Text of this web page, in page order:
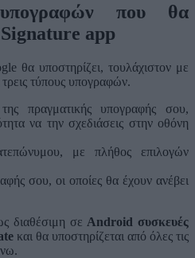
που θα
Signature app
θα υποστηρίζει, τουλάχιστον με
τρεις τύπους υπογραφών.
πραγματικής υπογραφής σου,
να την σχεδιάσεις στην οθόνη
με πλήθος επιλογών
σου, οι οποίες θα έχουν ανέβει
διαθέσιμη σε Android συσκευές
και θα υποστηρίζεται από όλες τις